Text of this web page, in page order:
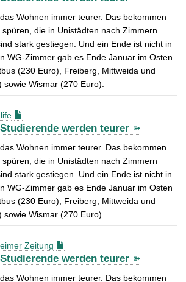
Wohnen immer teurer. Das bekommen
die in Unistädten nach Zimmern
stark gestiegen. Und ein Ende ist nicht in
WG-Zimmer gab es Ende Januar im Osten
(230 Euro), Freiberg, Mittweida und
Wismar (270 Euro).
werden teurer
Wohnen immer teurer. Das bekommen
die in Unistädten nach Zimmern
stark gestiegen. Und ein Ende ist nicht in
WG-Zimmer gab es Ende Januar im Osten
(230 Euro), Freiberg, Mittweida und
Wismar (270 Euro).
Zeitung
werden teurer
Wohnen immer teurer. Das bekommen